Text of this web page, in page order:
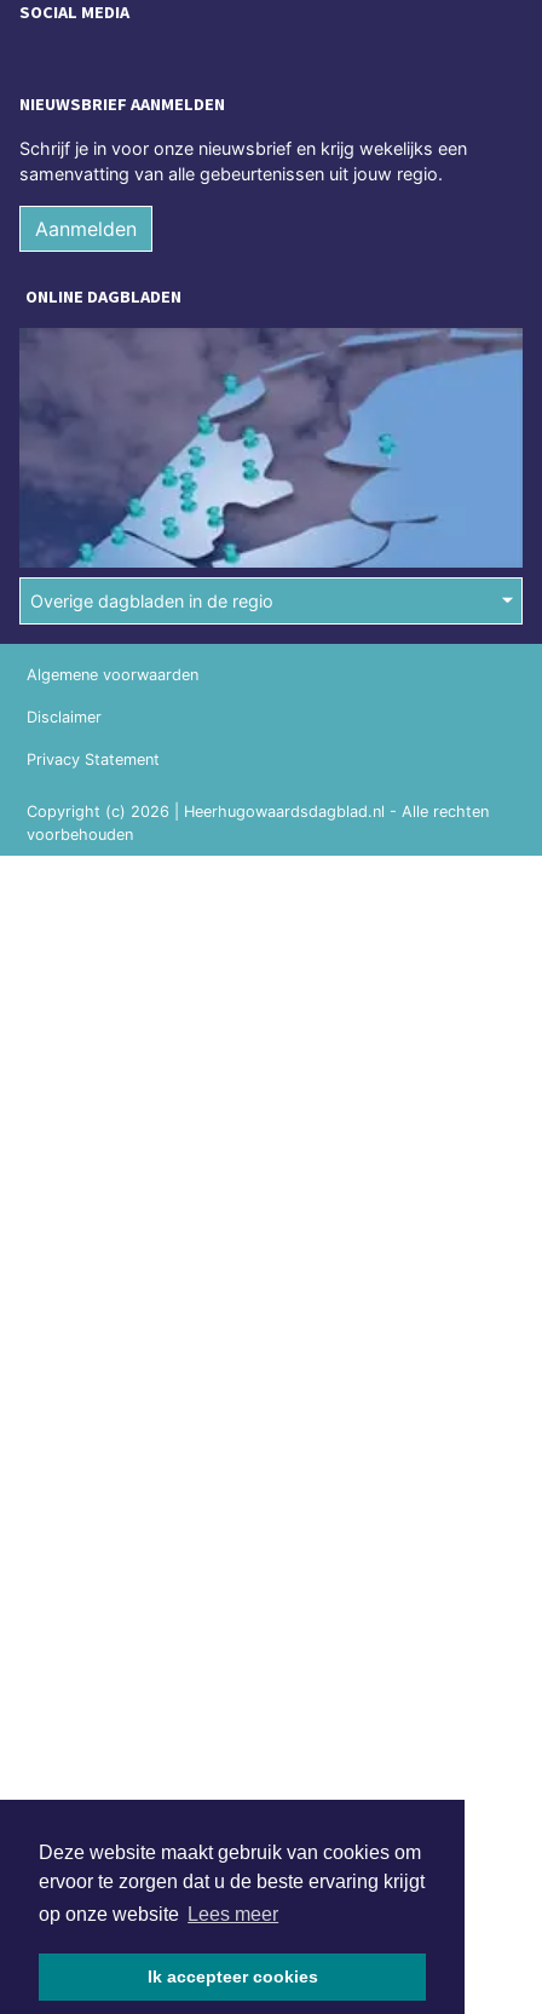
Deze website maakt gebruik van cookies om
ervoor te zorgen dat u de beste ervaring krijgt
op onze website Lees meer
Ik accepteer cookies
SOCIAL MEDIA
NIEUWSBRIEF AANMELDEN
Schrijf je in voor onze nieuwsbrief en krijg wekelijks een
samenvatting van alle gebeurtenissen uit jouw regio.
Aanmelden
ONLINE DAGBLADEN
Overige dagbladen in de regio
Copyright (c) 2026 | Heerhugowaardsdagblad.nl - Alle rechten
voorbehouden
Algemene voorwaarden
Disclaimer
Privacy Statement